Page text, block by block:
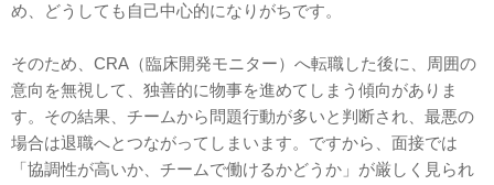
め、どうしても自己中心的になりがちです。
そのため、CRA（臨床開発モニター）へ転職した後に、周囲の
意向を無視して、独善的に物事を進めてしまう傾向がありま
す。その結果、チームから問題行動が多いと判断され、最悪の
場合は退職へとつながってしまいます。ですから、面接では
「協調性が高いか、チームで働けるかどうか」が厳しく見られ